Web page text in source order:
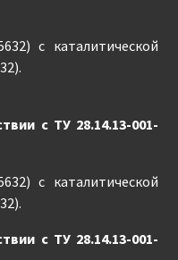
с каталитической
с ТУ 28.14.13-001-
с каталитической
с ТУ 28.14.13-001-